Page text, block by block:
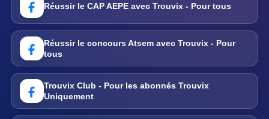
Réussir le CAP AEPE avec Trouvix - Pour tous
Réussir le concours Atsem avec Trouvix - Pour
tous
Trouvix Club - Pour les abonnés Trouvix
Uniquement